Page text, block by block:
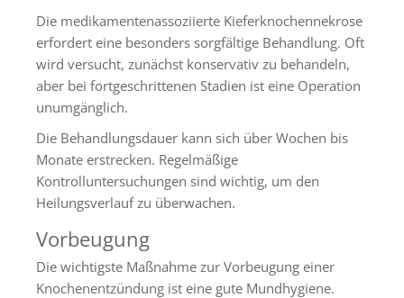
Die medikamentenassoziierte Kieferknochennekrose
erfordert eine besonders sorgfältige Behandlung. Oft
wird versucht, zunächst konservativ zu behandeln,
aber bei fortgeschrittenen Stadien ist eine Operation
unumgänglich.
Die Behandlungsdauer kann sich über Wochen bis
Monate erstrecken. Regelmäßige
Kontrolluntersuchungen sind wichtig, um den
Heilungsverlauf zu überwachen.
Vorbeugung
Die wichtigste Maßnahme zur Vorbeugung einer
Knochenentzündung ist eine gute Mundhygiene.